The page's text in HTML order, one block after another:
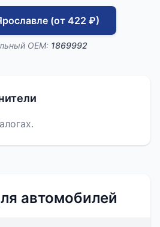
(от 422 ₽)
OEM: 1869992
автомобилей